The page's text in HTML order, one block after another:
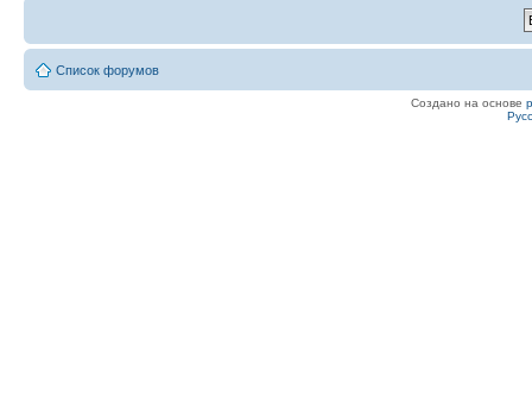
Список форумов
Создано на основе